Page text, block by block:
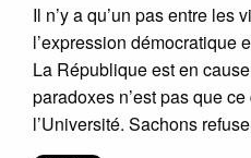
Il n’y a qu’un pas entre les
l’expression démocratique
La République est en
paradoxes n’est pas que
l’Université. Sachons